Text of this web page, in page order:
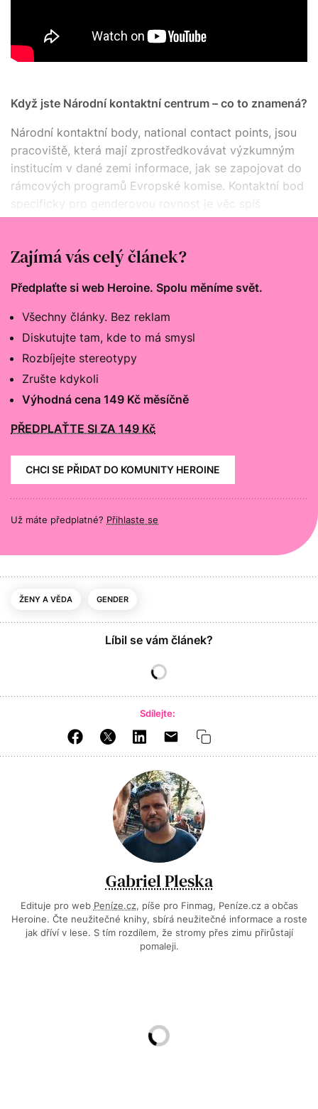
Když jste Národní kontaktní centrum – co to znamená?
Národní kontaktní body, national contact points, jsou
pracoviště, která mají zprostředkovávat výzkumným
institucím v dané zemi informace, jak se zapojovat do
rámcových programů Evropské komise. Kontaktní bod
specificky pro genderovou rovnost je věc spíš
ojedinělá. Má ho kromě nás třeba Německo, ale velká
Zajímá vás celý článek?
Předplaťte si web Heroine. Spolu měníme svět.
Všechny články. Bez reklam
Diskutujte tam, kde to má smysl
Rozbíjejte stereotypy
Zrušte kdykoli
Výhodná cena 149 Kč měsíčně
PŘEDPLAŤTE SI ZA 149 Kč
CHCI SE PŘIDAT DO KOMUNITY HEROINE
Už máte předplatné? Přihlaste se
ŽENY A VĚDA GENDER
Líbil se vám článek?
Sdílejte:
Gabriel Pleska
Edituje pro web Peníze.cz, píše pro Finmag, Peníze.cz a občas
Heroine. Čte neužitečné knihy, sbírá neužitečné informace a roste
jak dříví v lese. S tím rozdílem, že stromy přes zimu přirůstají
pomaleji.